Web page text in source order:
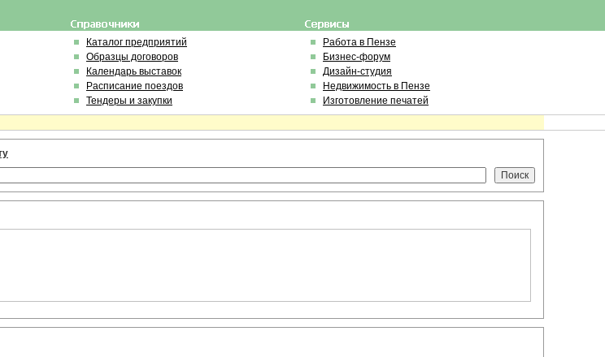
Каталог предприятий
Образцы договоров
Календарь выставок
Расписание поездов
Тендеры и закупки
Работа в Пензе
Бизнес-форум
Дизайн-студия
Недвижимость в Пензе
Изготовление печатей